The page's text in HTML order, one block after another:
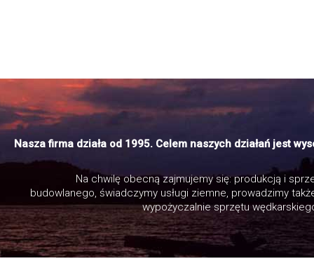
Nasza firma działa od 1995. Celem naszych działań jest
Na chwilę obecną zajmujemy się: produkcją i
budowlanego, świadczymy usługi ziemne, prowadzimy
wypożyczalnie sprzętu